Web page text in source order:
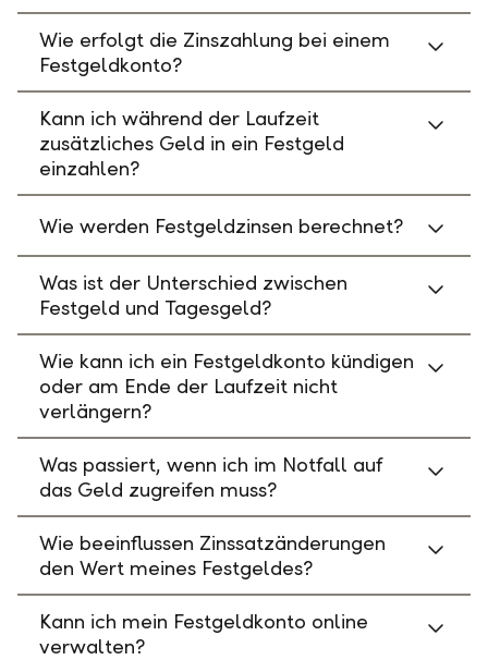
Wie erfolgt die Zinszahlung bei einem
Festgeldkonto?
Kann ich während der Laufzeit
zusätzliches Geld in ein Festgeld
einzahlen?
Wie werden Festgeldzinsen berechnet?
Was ist der Unterschied zwischen
Festgeld und Tagesgeld?
Wie kann ich ein Festgeldkonto kündigen
oder am Ende der Laufzeit nicht
verlängern?
Was passiert, wenn ich im Notfall auf
das Geld zugreifen muss?
Wie beeinflussen Zinssatzänderungen
den Wert meines Festgeldes?
Kann ich mein Festgeldkonto online
verwalten?